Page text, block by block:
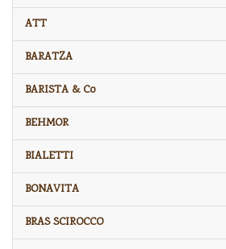
ATT
BARATZA
BARISTA & Co
BEHMOR
BIALETTI
BONAVITA
BRAS SCIROCCO